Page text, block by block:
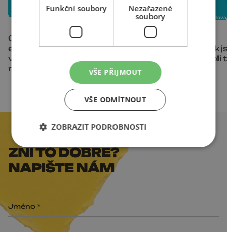
Od černobílého výkresu k
emocím: Jak AI video
vizualizace mění realitní
marketing
25. června 2026 Eva Švédová
Jeden kanál vs.
multichannel: Jak
SimpleJack zvedli
173 %
ZNÍ TO DOBŘE?
NAPIŠTE NÁM
Jméno
Funkční soubory
Nezařazené
soubory
VŠE PŘIJMOUT
VŠE ODMÍTNOUT
ZOBRAZIT PODROBNOSTI